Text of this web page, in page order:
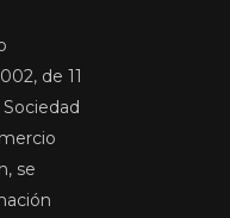
de 11
se